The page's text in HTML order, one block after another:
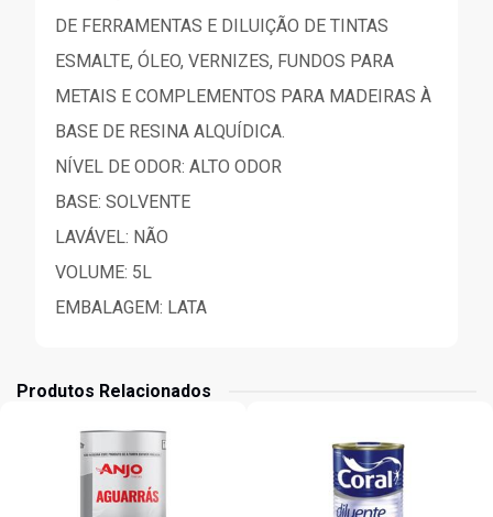
DE FERRAMENTAS E DILUIÇÃO DE TINTAS
ESMALTE, ÓLEO, VERNIZES, FUNDOS PARA
METAIS E COMPLEMENTOS PARA MADEIRAS À
BASE DE RESINA ALQUÍDICA.
NÍVEL DE ODOR: ALTO ODOR
BASE: SOLVENTE
LAVÁVEL: NÃO
VOLUME: 5L
EMBALAGEM: LATA
Produtos Relacionados